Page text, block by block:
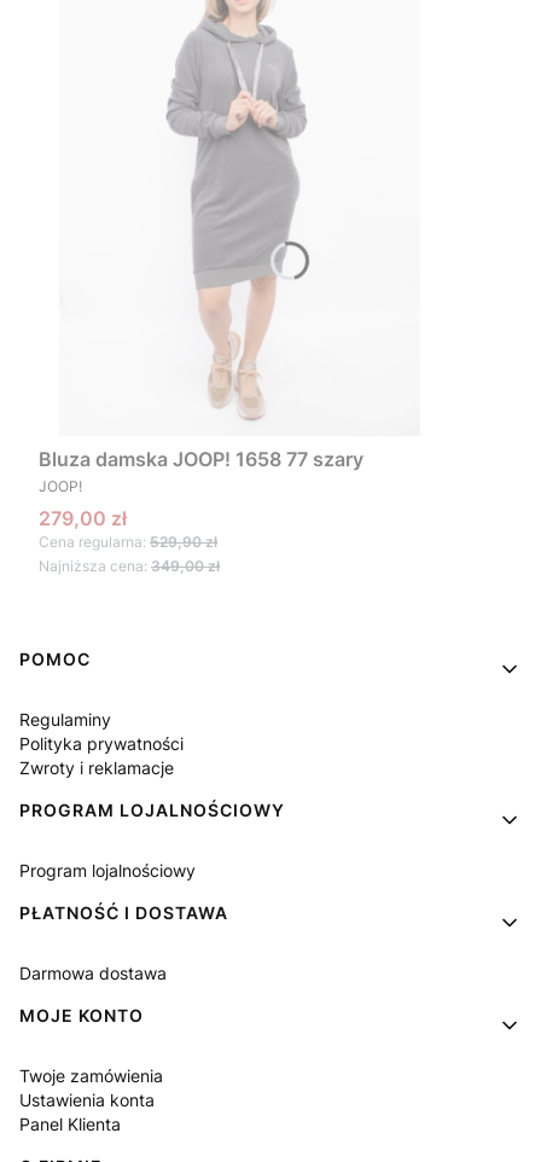
Bluza damska JOOP! 1658 77 szary
PRODUCENT
JOOP!
Cena promocyjna
279,00 zł
Cena regularna: 529,90 zł
Najniższa cena: 349,00 zł
Linki w stopce
POMOC
Regulaminy
Polityka prywatności
Zwroty i reklamacje
PROGRAM LOJALNOŚCIOWY
Program lojalnościowy
PŁATNOŚĆ I DOSTAWA
Darmowa dostawa
MOJE KONTO
Twoje zamówienia
Ustawienia konta
Panel Klienta